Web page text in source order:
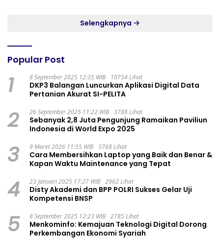
Selengkapnya
Popular Post
1 8 September 2025 12:35 WIB 10754 Lihat
DKP3 Balangan Luncurkan Aplikasi Digital Data
Pertanian Akurat SI-PELITA
2 26 September 2025 11:22 WIB 3788 Lihat
Sebanyak 2,8 Juta Pengunjung Ramaikan Paviliun
Indonesia di World Expo 2025
3 9 Maret 2026 11:55 WIB 3768 Lihat
Cara Membersihkan Laptop yang Baik dan Benar &
Kapan Waktu Maintenance yang Tepat
4 23 Januari 2025 17:27 WIB 2962 Lihat
Disty Akademi dan BPP POLRI Sukses Gelar Uji
Kompetensi BNSP
5 8 September 2025 12:23 WIB 2785 Lihat
Menkominfo: Kemajuan Teknologi Digital Dorong
Perkembangan Ekonomi Syariah